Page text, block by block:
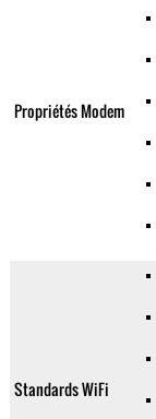
Propriétés Modem
Standards WiFi